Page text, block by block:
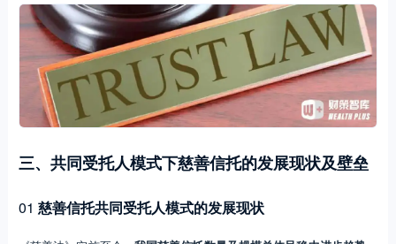
三、共同受托人模式下慈善信托的发展现状及壁垒
01 慈善信托共同受托人模式的发展现状